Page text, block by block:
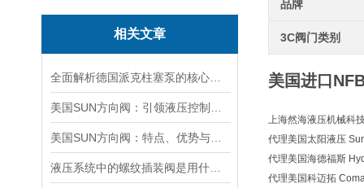
相关文章
品牌
3C阀门类别
美国进口
上海然海液压机械科
代理美国太阳液压
代理美国海德福斯
代理美国科迈拓